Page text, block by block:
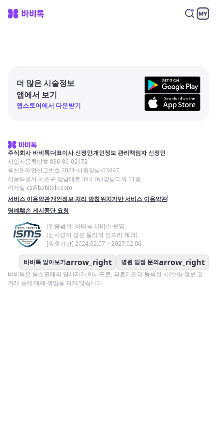
더 많은 시술정보
앱에서 보기
앱스토어에서 다운받기
주식회사 바비톡대표이사 신정인개인정보 관리책임자 신정인
사업자등록번호 836-86-02172
통신판매업신고번호 2021-서울강남-03497
서울특별시 서초구 강남대로 363 363강남타워 11층
이메일 cs@babitalk.com
서비스 이용약관개인정보 처리 방침위치기반 서비스 이용약관
명예훼손 게시중단 요청
[인증범위] 바비톡 서비스 운영
(심사받지 않은 물리적 인프라 제외)
[유효기간] 2024.02.07 ~ 2027.02.06
바비톡 알아보기arrow_right 병원 입점 문의arrow_right
바비톡은 통신판매의 당사자가 아니므로, 의료기관이 등록한 시/수술 정보 및
거래 등에 대해 책임을 지지 않습니다.